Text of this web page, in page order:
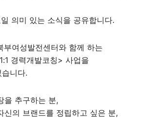
의미 있는 소식을 공유합니다.
부여성발전센터와 함께 하는
경력개발코칭> 사업을
니다.
을 추구하는 분,
신의 브랜드를 정립하고 싶은 분,